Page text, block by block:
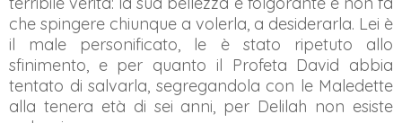
che spingere chiunque a volerla, a desiderarla. Lei è
il male personificato, le è stato ripetuto allo
sfinimento, e per quanto il Profeta David abbia
tentato di salvarla, segregandola con le Maledette
alla tenera età di sei anni, per Delilah non esiste